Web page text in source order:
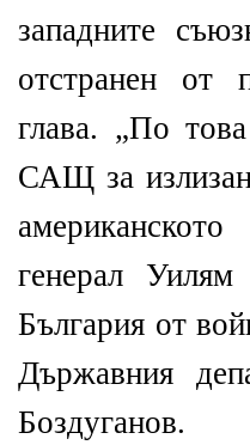
западните
отстранен от
глава. „По
САЩ за
генерал
България от
Държавния
Боздуганов.